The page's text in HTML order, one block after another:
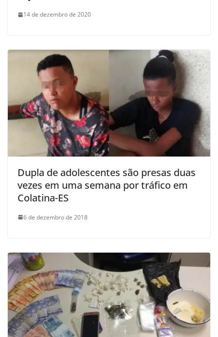
14 de dezembro de 2020
Dupla de adolescentes são presas duas
vezes em uma semana por tráfico em
Colatina-ES
6 de dezembro de 2018